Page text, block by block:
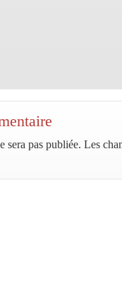
sera pas publiée. Les